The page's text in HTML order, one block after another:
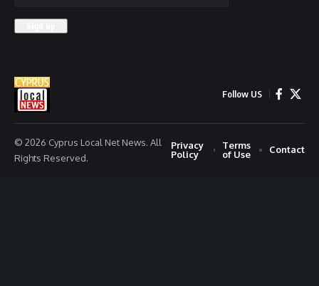
Follow US
© 2026 Cyprus Local Net News. All
Rights Reserved.
Privacy
Policy
Terms
of Use
Contact